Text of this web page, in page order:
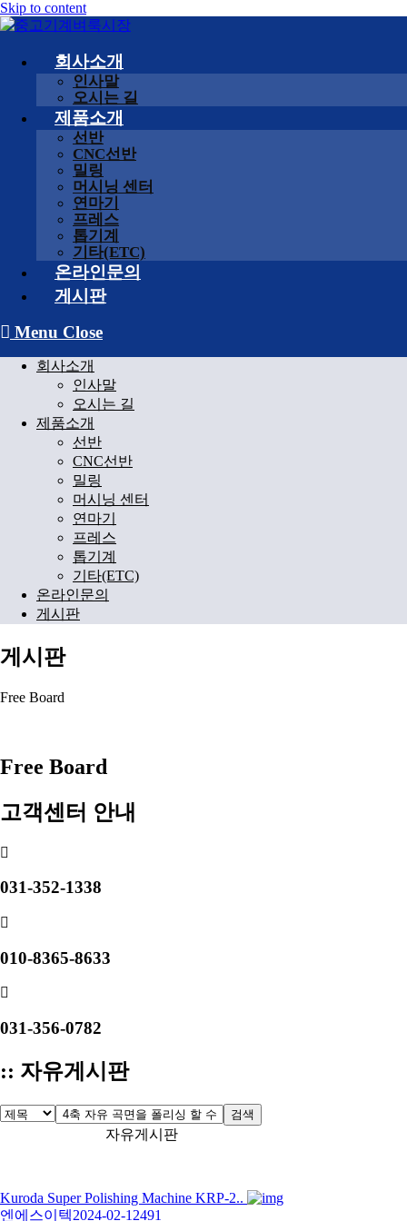
Skip to content
회사소개
인사말
오시는 길
제품소개
선반
CNC선반
밀링
머시닝 센터
연마기
프레스
톱기계
기타(ETC)
온라인문의
게시판
Menu Close
회사소개
인사말
오시는 길
제품소개
선반
CNC선반
밀링
머시닝 센터
연마기
프레스
톱기계
기타(ETC)
온라인문의
게시판
게시판
Free Board
Free Board
고객센터 안내
031-352-1338
010-8365-8633
031-356-0782
:: 자유게시판
검색
자유게시판
Kuroda Super Polishing Machine KRP-2..
엔에스이텍2024-02-12491